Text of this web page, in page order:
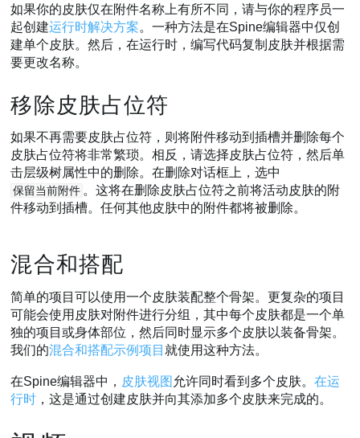
如果你的皮肤仅在附件名称上有所不同，请与你的程序员一
起创建运行时解决方案。一种方法是在Spine编辑器中仅创
建单个皮肤。然后，在运行时，编写代码复制皮肤并根据需
要更改名称。
移除皮肤占位符
如果不再需要皮肤占位符，则将附件移动到插槽并删除每个
皮肤占位符将非常繁琐。相反，请选择皮肤占位符，然后单
击层级树属性中的删除。在删除对话框上，选中
保留当前附件 。这将在删除皮肤占位符之前将活动皮肤的附
件移动到插槽。任何其他皮肤中的附件都将被删除。
混合和搭配
简单的项目可以使用一个皮肤装配整个骨架。更复杂的项目
可能会使用皮肤对附件进行分组，其中每个皮肤都是一个单
独的项目或身体部位，然后同时显示多个皮肤以装备骨架。
我们的混合和搭配示例项目 就使用这种方法。
在Spine编辑器中， 皮肤视图 允许同时看到多个皮肤。在运
行时 ，这是通过创建皮肤并向其添加多个皮肤来完成的。